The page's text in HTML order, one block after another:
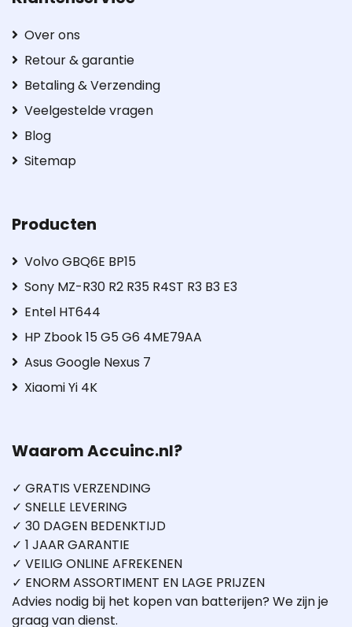
Over ons
Retour & garantie
Betaling & Verzending
Veelgestelde vragen
Blog
Sitemap
Producten
Volvo GBQ6E BP15
Sony MZ-R30 R2 R35 R4ST R3 B3 E3
Entel HT644
HP Zbook 15 G5 G6 4ME79AA
Asus Google Nexus 7
Xiaomi Yi 4K
Waarom Accuinc.nl?
✓ GRATIS VERZENDING
✓ SNELLE LEVERING
✓ 30 DAGEN BEDENKTIJD
✓ 1 JAAR GARANTIE
✓ VEILIG ONLINE AFREKENEN
✓ ENORM ASSORTIMENT EN LAGE PRIJZEN
Advies nodig bij het kopen van batterijen? We zijn je
graag van dienst.